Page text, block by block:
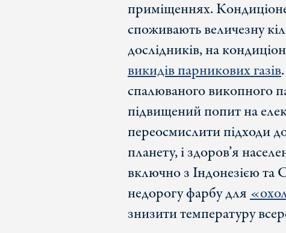
приміщеннях.
споживають величезну
дослідників, на
викидів парникових газів
спалюваного викопного
підвищений попит на
переосмислити підходи
планету, і здоров’я
включно з Індонезією та
недорогу фарбу для
знизити температуру